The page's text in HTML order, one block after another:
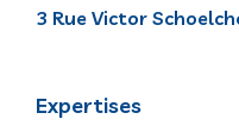
3 Rue Victor
Expertises